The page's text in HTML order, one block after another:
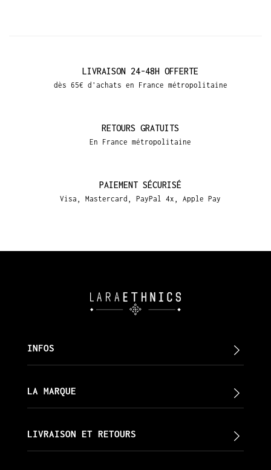
LIVRAISON 24-48H OFFERTE
dès 65€ d'achats en France métropolitaine
RETOURS GRATUITS
En France métropolitaine
PAIEMENT SÉCURISÉ
Visa, Mastercard, PayPal 4x, Apple Pay
INFOS
LA MARQUE
LIVRAISON ET RETOURS